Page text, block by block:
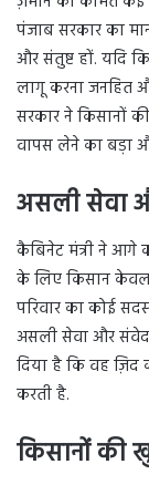
पंजाब सरकार का
और संतुष्ट हों. यदि
लागू करना जनहित
सरकार ने किसानों
वापस लेने का बड़ा
असली सेवा
कैबिनेट मंत्री ने आगे
के लिए किसान केवल
परिवार का कोई
असली सेवा और
दिया है कि वह ज़िद
करती है.
किसानों की